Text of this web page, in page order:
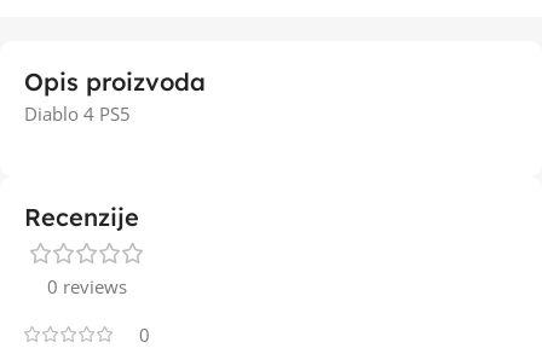
Opis proizvoda
Diablo 4 PS5
Recenzije
0 reviews
0